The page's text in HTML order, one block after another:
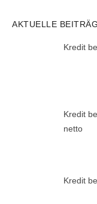
AKTUELLE
Kredit
Kredit
netto
Kredit